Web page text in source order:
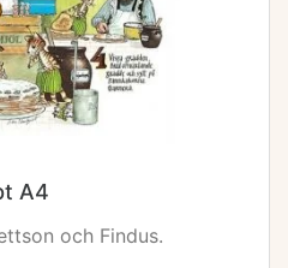
A4
och Findus.